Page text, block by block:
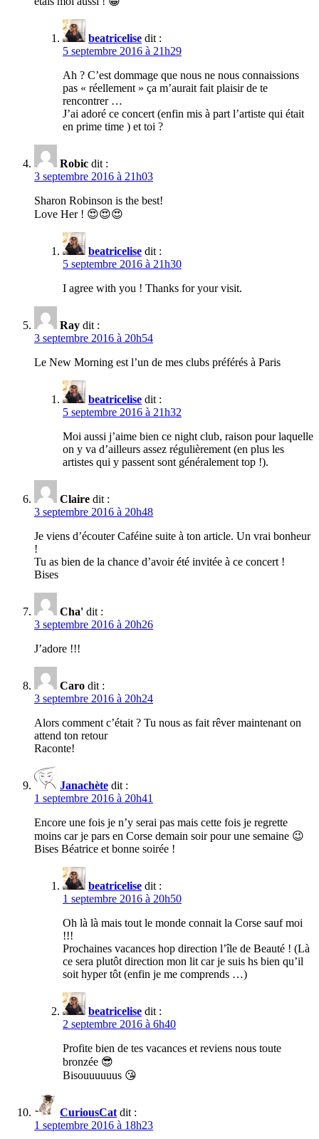
beatricelise dit :
5 septembre 2016 à 21h29
Ah ? C’est dommage que nous ne nous connaissions
pas « réellement » ça m’aurait fait plaisir de te
rencontrer …
J’ai adoré ce concert (enfin mis à part l’artiste qui était
en prime time ) et toi ?
Robic dit :
3 septembre 2016 à 21h03
Sharon Robinson is the best!
Love Her ! 😍😍😍
beatricelise dit :
5 septembre 2016 à 21h30
I agree with you ! Thanks for your visit.
Ray dit :
3 septembre 2016 à 20h54
Le New Morning est l’un de mes clubs préférés à Paris
beatricelise dit :
5 septembre 2016 à 21h32
Moi aussi j’aime bien ce night club, raison pour laquelle
on y va d’ailleurs assez régulièrement (en plus les
artistes qui y passent sont généralement top !).
Claire dit :
3 septembre 2016 à 20h48
Je viens d’écouter Caféine suite à ton article. Un vrai bonheur
!
Tu as bien de la chance d’avoir été invitée à ce concert !
Bises
Cha' dit :
3 septembre 2016 à 20h26
J’adore !!!
Caro dit :
3 septembre 2016 à 20h24
Alors comment c’était ? Tu nous as fait rêver maintenant on
attend ton retour
Raconte!
Janachète dit :
1 septembre 2016 à 20h41
Encore une fois je n’y serai pas mais cette fois je regrette
moins car je pars en Corse demain soir pour une semaine 😉
Bises Béatrice et bonne soirée !
beatricelise dit :
1 septembre 2016 à 20h50
Oh là là mais tout le monde connait la Corse sauf moi
!!!
Prochaines vacances hop direction l’île de Beauté ! (Là
ce sera plutôt direction mon lit car je suis hs bien qu’il
soit hyper tôt (enfin je me comprends …)
beatricelise dit :
2 septembre 2016 à 6h40
Profite bien de tes vacances et reviens nous toute
bronzée 😎
Bisouuuuuus 😘
CuriousCat dit :
1 septembre 2016 à 18h23